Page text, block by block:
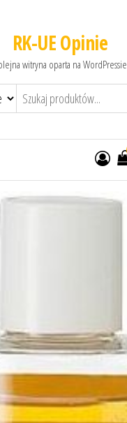
RK-UE Opinie
witryna oparta na WordPressie